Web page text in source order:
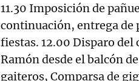
11.30 Imposición de
continuación, entrega de
fiestas. 12.00 Disparo del
Ramón desde el balcón
gaiteros, Comparsa de